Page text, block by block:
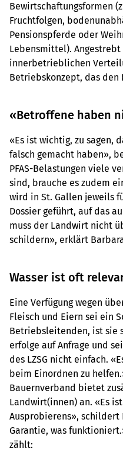
Bewirtschaftungsformen
Fruchtfolgen,
Pensionspferde oder
Lebensmittel).
innerbetrieblichen
Betriebskonzept, das den
«Betroffene haben
«Es ist wichtig, zu sagen,
falsch gemacht haben»,
PFAS-Belastungen viele
sind, brauche es zudem
wird in St. Gallen jeweils
Dossier geführt, auf das
muss der Landwirt nicht
schildern», erklärt
Wasser ist oft
Eine Verfügung wegen
Fleisch und Eiern sei ein
Betriebsleitenden, ist sie
erfolge auf Anfrage und
des LZSG nicht einfach.
beim Einordnen zu
Bauernverband bietet
Landwirt(innen) an. «Es
Ausprobierens», schildert
Garantie, was
zählt: